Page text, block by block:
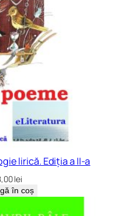
lirică. Ediția a II-a
lei
în coș